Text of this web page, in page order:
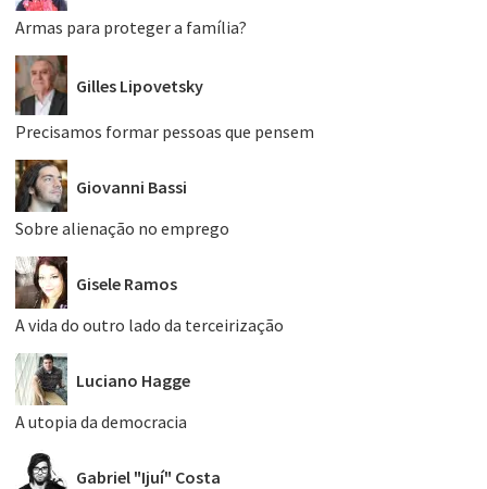
Armas para proteger a família?
Gilles Lipovetsky
Precisamos formar pessoas que pensem
Giovanni Bassi
Sobre alienação no emprego
Gisele Ramos
A vida do outro lado da terceirização
Luciano Hagge
A utopia da democracia
Gabriel "Ijuí" Costa